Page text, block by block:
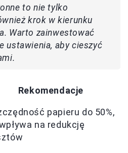
to nie tylko
krok w kierunku
Warto zainwestować
ustawienia, aby cieszyć
Rekomendacje
papieru do 50%,
na redukcję